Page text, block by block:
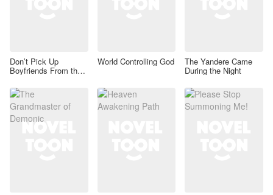
Don’t Pick Up
Boyfriends From the
World Controlling God The Yandere Came
During the Night